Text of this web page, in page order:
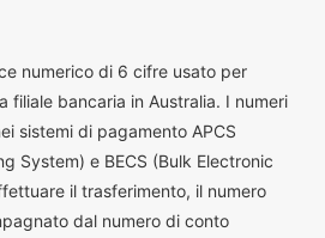
numerico di 6 cifre usato per
filiale bancaria in Australia. I numeri
sistemi di pagamento APCS
System) e BECS (Bulk Electronic
il trasferimento, il numero
dal numero di conto